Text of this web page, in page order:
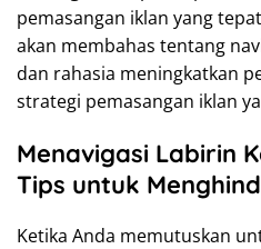
pemasangan iklan yang
akan membahas tentang
dan rahasia meningkatkan
strategi pemasangan iklan
Menavigasi Labirin
Tips untuk
Ketika Anda memutuskan